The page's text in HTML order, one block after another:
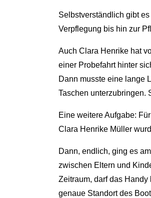
Selbstverständlich gibt
Verpflegung bis hin zur
Auch Clara Henrike hat
einer Probefahrt hinter
Dann musste eine lange
Taschen unterzubringen.
Eine weitere Aufgabe:
Clara Henrike Müller
Dann, endlich, ging es
zwischen Eltern und
Zeitraum, darf das
genaue Standort des